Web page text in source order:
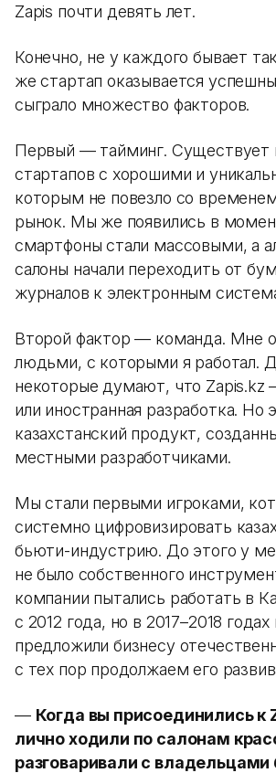
Zapis почти девять лет.
Конечно, не у каждого бывает
же стартап оказывается
сыграло множество факторов.
Первый — тайминг. Существует
стартапов с хорошими и
которым не повезло со
рынок. Мы же появились в
смартфоны стали массовыми, а
салоны начали переходить от
журналов к электронным
Второй фактор — команда. Мне
людьми, с которыми я работал.
некоторые думают, что Zapis.kz
или иностранная разработка. Но
казахстанский продукт,
местными разработчиками.
Мы стали первыми игроками,
системно цифровизировать
бьюти-индустрию. До этого у
не было собственного
компании пытались работать в
с 2012 года, но в 2017–2018
предложили бизнесу
с тех пор продолжаем его
— Когда вы присоединились к
лично ходили по салонам
разговаривали с владельцами